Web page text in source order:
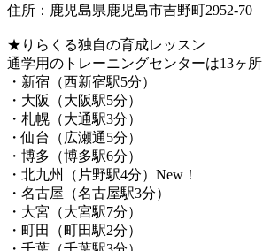
住所：鹿児島県鹿児島市吉野町2952-70
★りらくる独自の育成レッスン
通学用のトレーニングセンターは13ヶ所
・新宿（西新宿駅5分）
・大阪（大阪駅5分）
・札幌（大通駅3分）
・仙台（広瀬通5分）
・博多（博多駅6分）
・北九州（片野駅4分）New！
・名古屋（名古屋駅3分）
・大宮（大宮駅7分）
・町田（町田駅2分）